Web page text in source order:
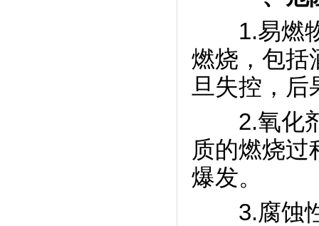
1.易燃物
燃烧，包括
旦失控，后
2.氧化剂
质的燃烧过
爆发。
3.腐蚀性